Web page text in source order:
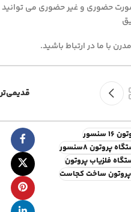
حضوری و غیر حضوری می توانید
با ما در ارتباط باشید.
قدیمی‌تر
پروتون ۸سنسور
فلزیاب پروتون
پروتون ساخت کجاست